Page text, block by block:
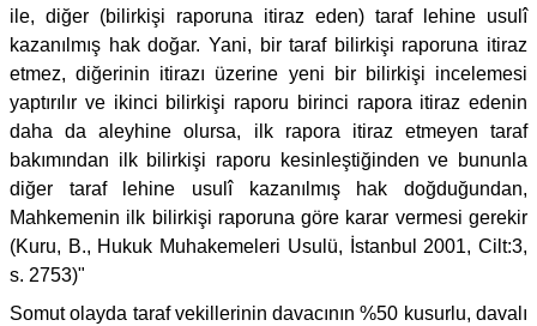
ile, diğer (bilirkişi raporuna itiraz eden) taraf lehine usulî
kazanılmış hak doğar. Yani, bir taraf bilirkişi raporuna itiraz
etmez, diğerinin itirazı üzerine yeni bir bilirkişi incelemesi
yaptırılır ve ikinci bilirkişi raporu birinci rapora itiraz edenin
daha da aleyhine olursa, ilk rapora itiraz etmeyen taraf
bakımından ilk bilirkişi raporu kesinleştiğinden ve bununla
diğer taraf lehine usulî kazanılmış hak doğduğundan,
Mahkemenin ilk bilirkişi raporuna göre karar vermesi gerekir
(Kuru, B., Hukuk Muhakemeleri Usulü, İstanbul 2001, Cilt:3,
s. 2753)"
Somut olayda taraf vekillerinin davacının %50 kusurlu, davalı